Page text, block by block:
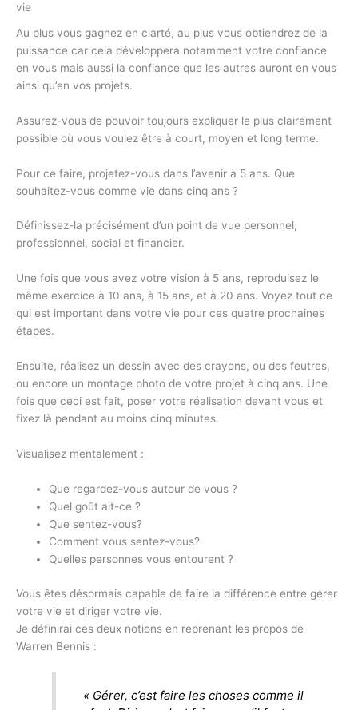
vie
Au plus vous gagnez en clarté, au plus vous obtiendrez de la
puissance car cela développera notamment votre confiance
en vous mais aussi la confiance que les autres auront en vous
ainsi qu’en vos projets.
Assurez-vous de pouvoir toujours expliquer le plus clairement
possible où vous voulez être à court, moyen et long terme.
Pour ce faire, projetez-vous dans l’avenir à 5 ans. Que
souhaitez-vous comme vie dans cinq ans ?
Définissez-la précisément d’un point de vue personnel,
professionnel, social et financier.
Une fois que vous avez votre vision à 5 ans, reproduisez le
même exercice à 10 ans, à 15 ans, et à 20 ans. Voyez tout ce
qui est important dans votre vie pour ces quatre prochaines
étapes.
Ensuite, réalisez un dessin avec des crayons, ou des feutres,
ou encore un montage photo de votre projet à cinq ans. Une
fois que ceci est fait, poser votre réalisation devant vous et
fixez là pendant au moins cinq minutes.
Visualisez mentalement :
Que regardez-vous autour de vous ?
Quel goût ait-ce ?
Que sentez-vous?
Comment vous sentez-vous?
Quelles personnes vous entourent ?
Vous êtes désormais capable de faire la différence entre gérer
votre vie et diriger votre vie.
Je définirai ces deux notions en reprenant les propos de
Warren Bennis :
«Gérer, c’est faire les choses comme il